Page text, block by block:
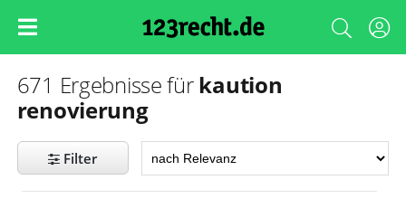
671 Ergebnisse fürkaution
renovierung
Filter